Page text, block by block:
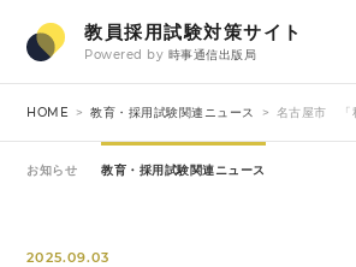
教員採用試験対策サイト
Powered by 時事通信出版局
HOME 教育・採用試験関連ニュース 名古屋市 「
お知らせ 教育・採用試験関連ニュース
2025.09.03